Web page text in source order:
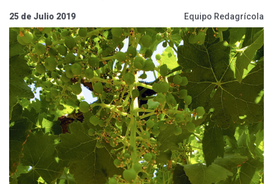
25 de Julio 2019 Equipo Redagrícola